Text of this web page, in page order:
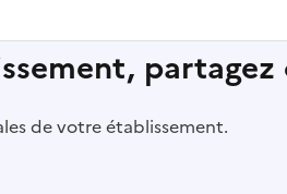
de votre établissement.